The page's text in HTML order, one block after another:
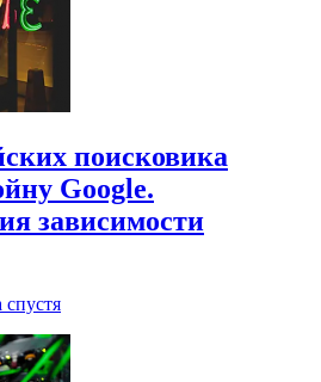
поисковика
Google.
зависимости
спустя